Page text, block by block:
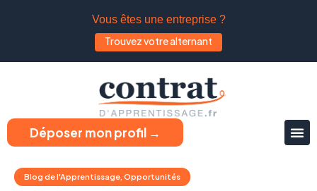
Vous êtes une entreprise ?
Trouvez votre alternant
Déposer mon profil →
Blog de l'Apprentissage, Opportunités